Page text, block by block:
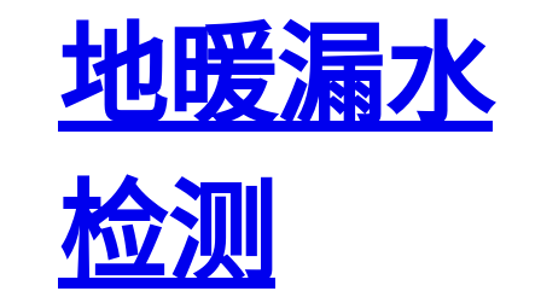
地暖漏水
检测